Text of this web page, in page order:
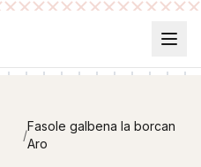
/
Fasole galbena la borcan
Aro